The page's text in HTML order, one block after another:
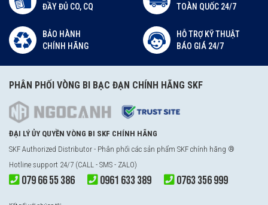
ĐẦY ĐỦ CO, CQ
TOÀN QUỐC 24/7
BẢO HÀNH
CHÍNH HÃNG
HỖ TRỢ KỸ THUẬT
BÁO GIÁ 24/7
PHÂN PHỐI VÒNG BI BẠC ĐẠN CHÍNH HÃNG SKF
ĐẠI LÝ ỦY QUYỀN VÒNG BI SKF CHÍNH HÃNG
SKF Authorized Distributor - Phân phối các sản phẩm SKF chính hãng ®
Hotline support 24/7 (CALL - SMS - ZALO)
079 66 55 386 0961 633 389 0763 356 999